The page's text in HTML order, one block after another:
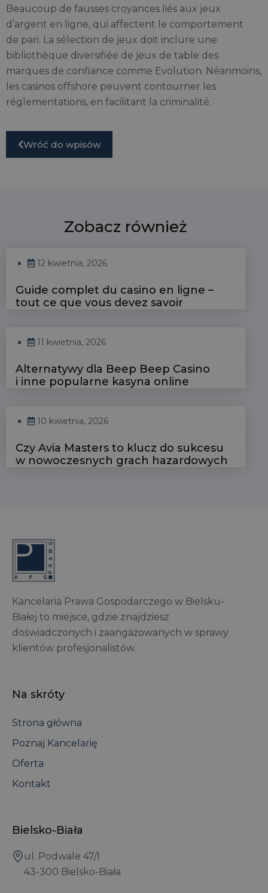
Beaucoup de fausses croyances liés aux jeux
d’argent en ligne, qui affectent le comportement
de pari. La sélection de jeux doit inclure une
bibliothèque diversifiée de jeux de table des
marques de confiance comme Evolution. Néanmoins,
les casinos offshore peuvent contourner les
réglementations, en facilitant la criminalité.
Wróć do wpisów
Zobacz również
12 kwietnia, 2026
Guide complet du casino en ligne –
tout ce que vous devez savoir
11 kwietnia, 2026
Alternatywy dla Beep Beep Casino
i inne popularne kasyna online
10 kwietnia, 2026
Czy Avia Masters to klucz do sukcesu
w nowoczesnych grach hazardowych
Kancelaria Prawa Gospodarczego w Bielsku-
Białej to miejsce, gdzie znajdziesz
doświadczonych i zaangażowanych w sprawy
klientów profesjonalistów.
Na skróty
Strona główna
Poznaj Kancelarię
Oferta
Kontakt
Bielsko-Biała
ul. Podwale 47/I
43-300 Bielsko-Biała